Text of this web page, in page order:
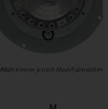
Bilder können je nach Modell abweichen